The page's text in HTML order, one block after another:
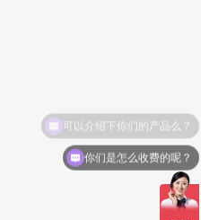
可以介绍下你们的产品么？
你们是怎么收费的呢？